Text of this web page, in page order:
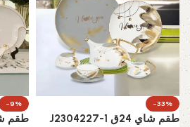
-33%
طقم شاي 24ق J2304227-1
-9%